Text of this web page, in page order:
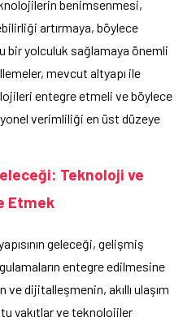
benimsenmesi,
artırmaya, böylece
bir yolculuk sağlamaya önemli
mevcut altyapı ile
entegre etmeli ve böylece
verimliliği en üst düzeye
Teknoloji ve
Etmek
geleceği, gelişmiş
entegre edilmesine
ve dijitalleşmenin, akıllı ulaşım
yakıtlar ve teknolojiler